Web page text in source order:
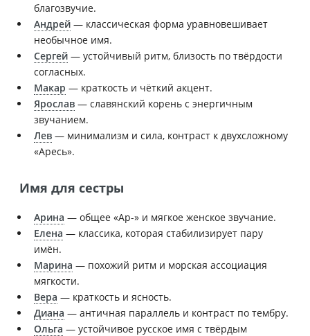
благозвучие.
Андрей — классическая форма уравновешивает
необычное имя.
Сергей — устойчивый ритм, близость по твёрдости
согласных.
Макар — краткость и чёткий акцент.
Ярослав — славянский корень с энергичным
звучанием.
Лев — минимализм и сила, контраст к двухсложному
«Аресь».
Имя для сестры
Арина — общее «Ар-» и мягкое женское звучание.
Елена — классика, которая стабилизирует пару
имён.
Марина — похожий ритм и морская ассоциация
мягкости.
Вера — краткость и ясность.
Диана — античная параллель и контраст по тембру.
Ольга — устойчивое русское имя с твёрдым